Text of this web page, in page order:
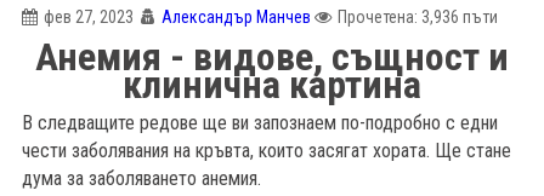
фев 27, 2023 Александър Манчев Прочетена: 3,936 пъти
Анемия - видове, същност и
клинична картина
В следващите редове ще ви запознаем по-подробно с едни
чести заболявания на кръвта, които засягат хората. Ще стане
дума за заболяването анемия.